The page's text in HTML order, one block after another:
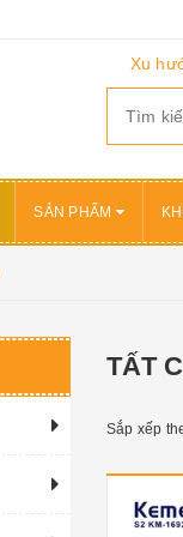
Xu
SẢN PHẨM
TẤT
Sắp xếp